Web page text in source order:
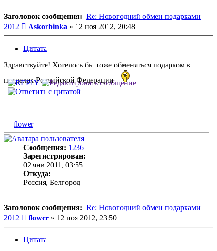
Заголовок сообщения: Re: Новогодний обмен подарками
2012
Сообщение
Askorbinka » 12 ноя 2012, 20:48
Цитата
Здравствуйте! Хотелось бы тоже обменяться подарком в
пределах Российской Федерации
flower
Сообщения: 1236
Зарегистрирован:
02 янв 2011, 03:55
Откуда:
Россия, Белгород
Заголовок сообщения: Re: Новогодний обмен подарками
2012
Сообщение
flower » 12 ноя 2012, 23:50
Цитата